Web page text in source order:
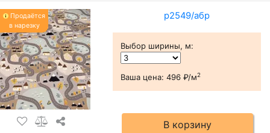
Продаётся
в нарезку
р2549/абр
Выбор ширины, м:
Ваша цена: 496 ₽/м2
В корзину